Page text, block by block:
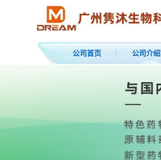
公司首页 公司介绍